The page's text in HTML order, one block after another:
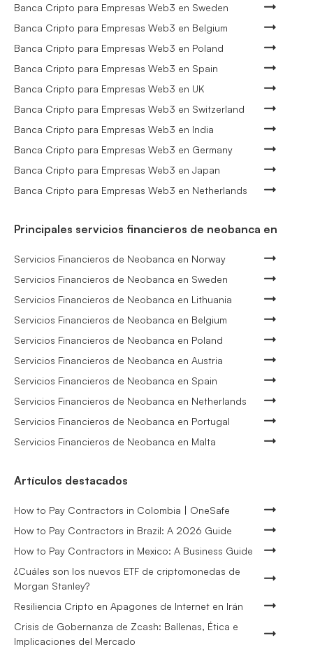
Banca Cripto para Empresas Web3 en Sweden
Banca Cripto para Empresas Web3 en Belgium
Banca Cripto para Empresas Web3 en Poland
Banca Cripto para Empresas Web3 en Spain
Banca Cripto para Empresas Web3 en UK
Banca Cripto para Empresas Web3 en Switzerland
Banca Cripto para Empresas Web3 en India
Banca Cripto para Empresas Web3 en Germany
Banca Cripto para Empresas Web3 en Japan
Banca Cripto para Empresas Web3 en Netherlands
Principales servicios financieros de neobanca en
Servicios Financieros de Neobanca en Norway
Servicios Financieros de Neobanca en Sweden
Servicios Financieros de Neobanca en Lithuania
Servicios Financieros de Neobanca en Belgium
Servicios Financieros de Neobanca en Poland
Servicios Financieros de Neobanca en Austria
Servicios Financieros de Neobanca en Spain
Servicios Financieros de Neobanca en Netherlands
Servicios Financieros de Neobanca en Portugal
Servicios Financieros de Neobanca en Malta
Artículos destacados
How to Pay Contractors in Colombia | OneSafe
How to Pay Contractors in Brazil: A 2026 Guide
How to Pay Contractors in Mexico: A Business Guide
¿Cuáles son los nuevos ETF de criptomonedas de
Morgan Stanley?
Resiliencia Cripto en Apagones de Internet en Irán
Crisis de Gobernanza de Zcash: Ballenas, Ética e
Implicaciones del Mercado